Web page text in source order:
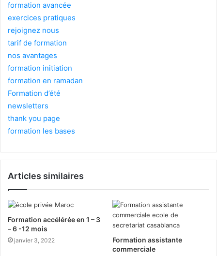
formation avancée
exercices pratiques
rejoignez nous
tarif de formation
nos avantages
formation initiation
formation en ramadan
Formation d’été
newsletters
thank you page
formation les bases
Articles similaires
Formation accélérée en 1 – 3
– 6 -12 mois
janvier 3, 2022
Formation assistante
commerciale